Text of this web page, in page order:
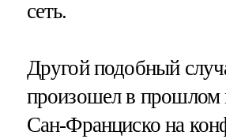
сеть.
Другой подобный
произошел в прошлом
Сан-Франциско на